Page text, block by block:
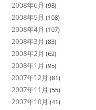
2008年6月 (98)
2008年5月 (108)
2008年4月 (107)
2008年3月 (83)
2008年2月 (62)
2008年1月 (95)
2007年12月 (81)
2007年11月 (55)
2007年10月 (41)